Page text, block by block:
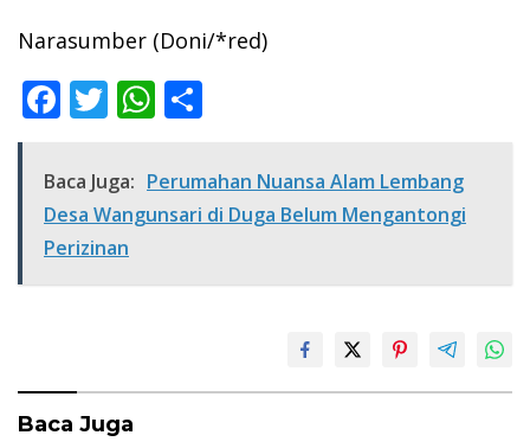
Narasumber (Doni/*red)
F
e
b
o
o
T
itt
er
W
at
s
p
ar
e
Baca Juga: Perumahan Nuansa Alam Lembang
Desa Wangunsari di Duga Belum Mengantongi
Perizinan
Baca Juga